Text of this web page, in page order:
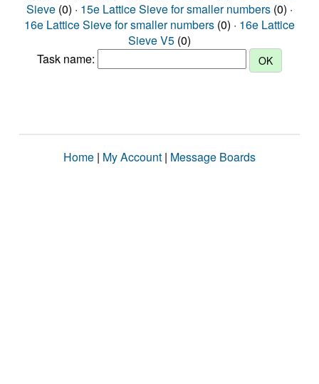
Sieve (0) · 15e Lattice Sieve for smaller numbers (0) ·
16e Lattice Sieve for smaller numbers (0) · 16e Lattice
Sieve V5 (0)
Task name:
Home | My Account | Message Boards